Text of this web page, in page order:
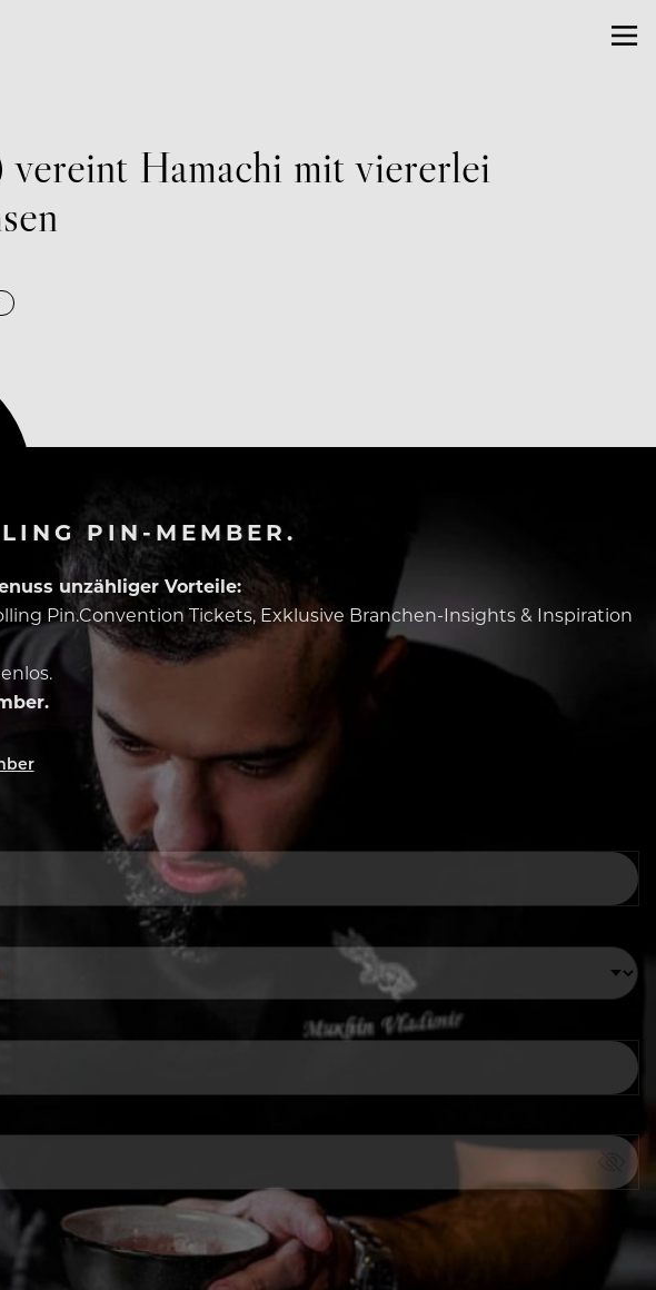
Hamachi mit viererlei
PIN-MEMBER.
unzähliger Vorteile:
Pin.Convention Tickets, Exklusive Branchen-Insights & Inspiration